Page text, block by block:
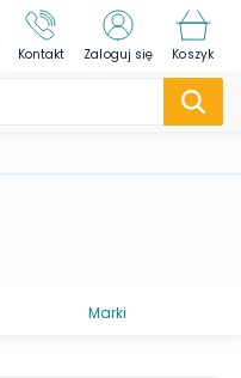
Kontakt Zaloguj się Koszyk
Marki